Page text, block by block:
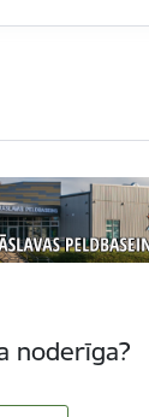
noderīga?